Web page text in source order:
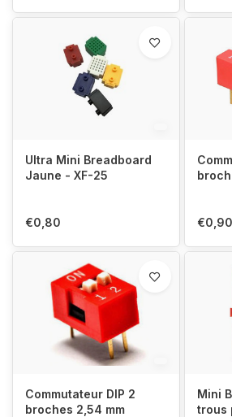
Ultra Mini Breadboard
Jaune - XF-25
€0,80 €0,90
Commutateur DIP 2
broches 2,54 mm
Mini
trous